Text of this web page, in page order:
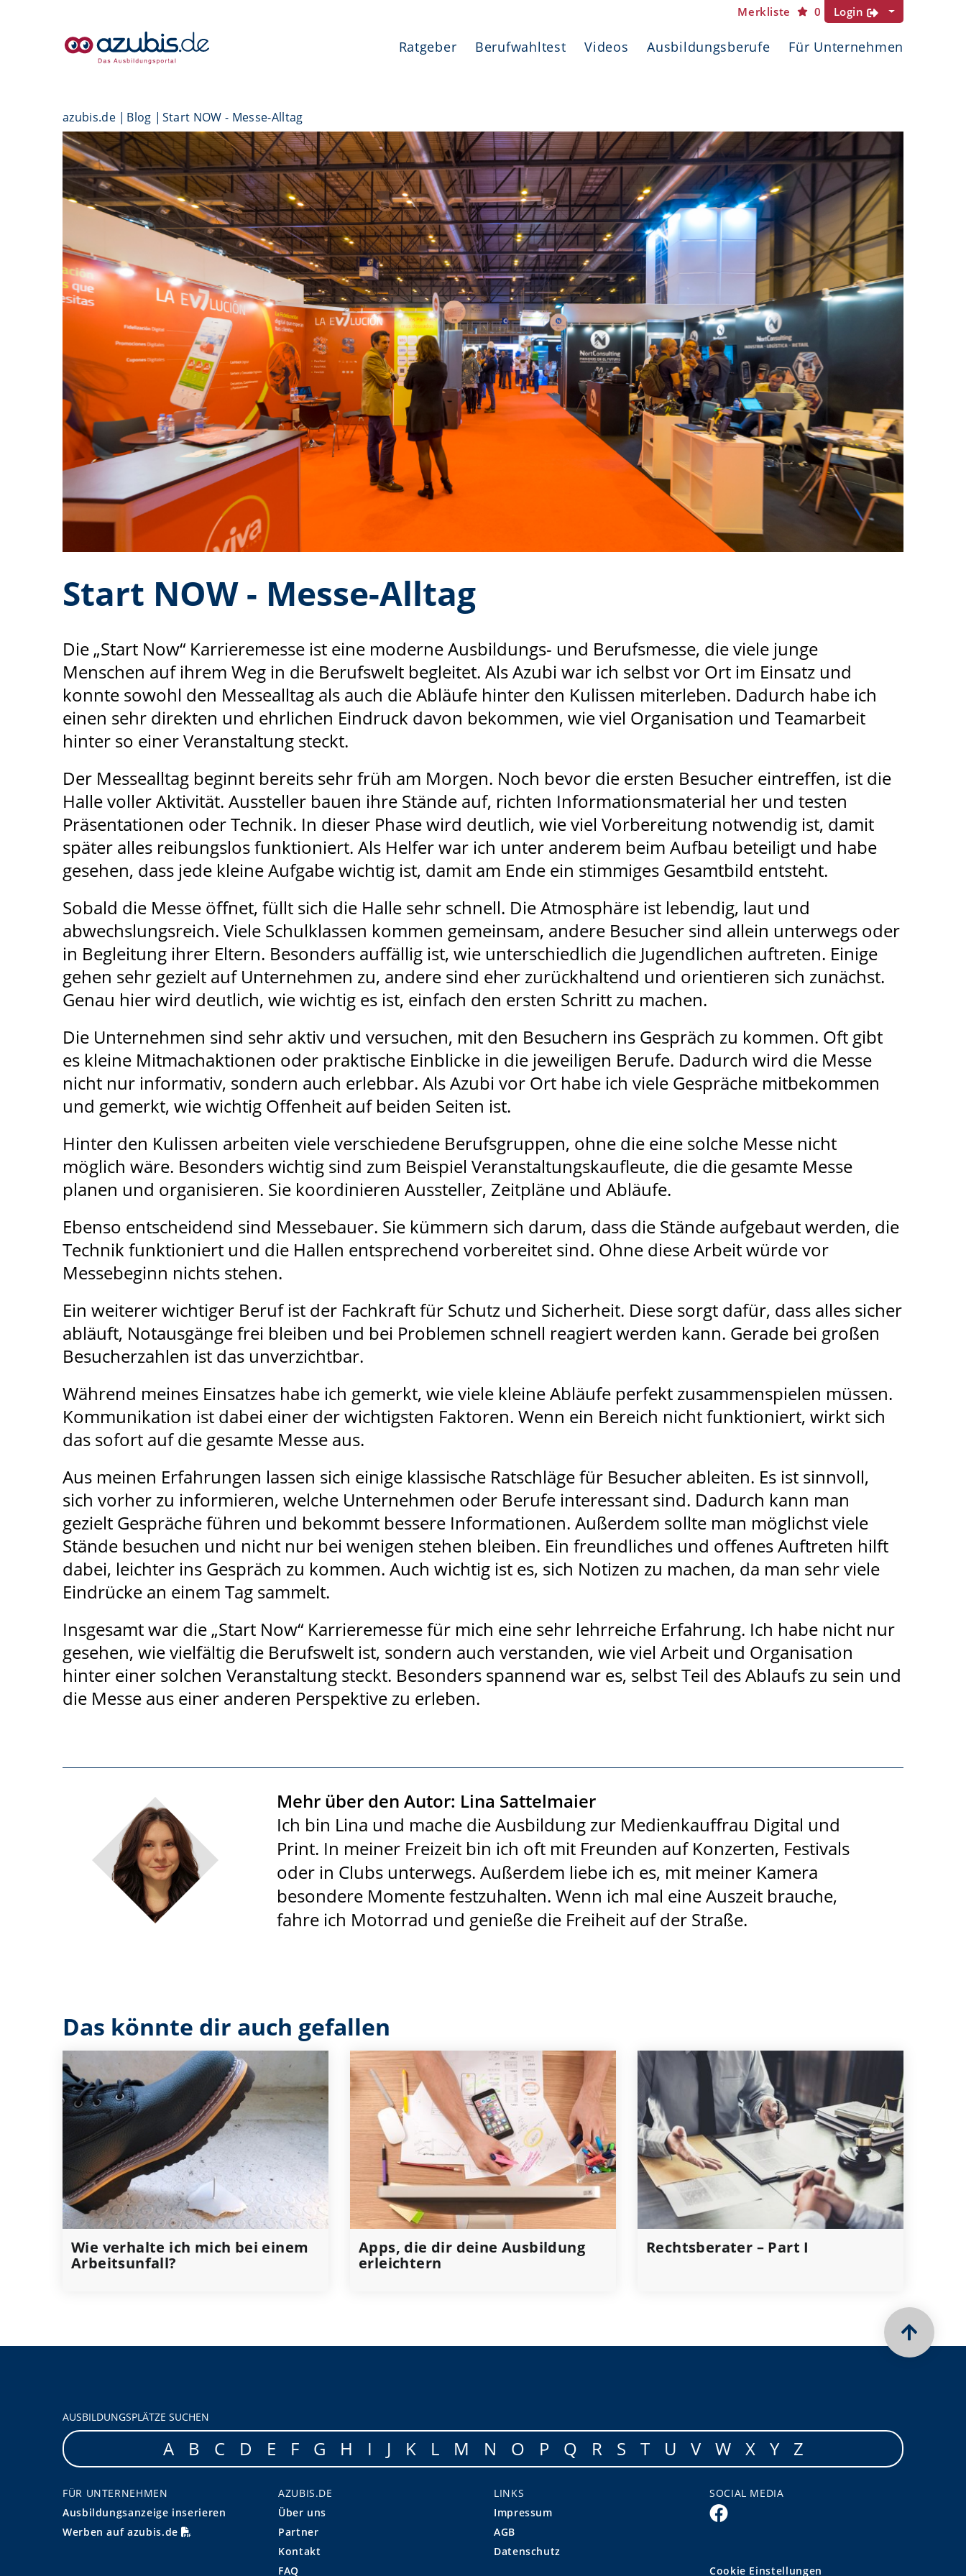
Merkliste 0 Login
Ratgeber Berufwahltest Videos Ausbildungsberufe Für Unternehmen
azubis.de Blog Start NOW - Messe-Alltag
Start NOW - Messe-Alltag
Die „Start Now“ Karrieremesse ist eine moderne Ausbildungs- und Berufsmesse, die viele junge
Menschen auf ihrem Weg in die Berufswelt begleitet. Als Azubi war ich selbst vor Ort im Einsatz und
konnte sowohl den Messealltag als auch die Abläufe hinter den Kulissen miterleben. Dadurch habe ich
einen sehr direkten und ehrlichen Eindruck davon bekommen, wie viel Organisation und Teamarbeit
hinter so einer Veranstaltung steckt.
Der Messealltag beginnt bereits sehr früh am Morgen. Noch bevor die ersten Besucher eintreffen, ist die
Halle voller Aktivität. Aussteller bauen ihre Stände auf, richten Informationsmaterial her und testen
Präsentationen oder Technik. In dieser Phase wird deutlich, wie viel Vorbereitung notwendig ist, damit
später alles reibungslos funktioniert. Als Helfer war ich unter anderem beim Aufbau beteiligt und habe
gesehen, dass jede kleine Aufgabe wichtig ist, damit am Ende ein stimmiges Gesamtbild entsteht.
Sobald die Messe öffnet, füllt sich die Halle sehr schnell. Die Atmosphäre ist lebendig, laut und
abwechslungsreich. Viele Schulklassen kommen gemeinsam, andere Besucher sind allein unterwegs oder
in Begleitung ihrer Eltern. Besonders auffällig ist, wie unterschiedlich die Jugendlichen auftreten. Einige
gehen sehr gezielt auf Unternehmen zu, andere sind eher zurückhaltend und orientieren sich zunächst.
Genau hier wird deutlich, wie wichtig es ist, einfach den ersten Schritt zu machen.
Die Unternehmen sind sehr aktiv und versuchen, mit den Besuchern ins Gespräch zu kommen. Oft gibt
es kleine Mitmachaktionen oder praktische Einblicke in die jeweiligen Berufe. Dadurch wird die Messe
nicht nur informativ, sondern auch erlebbar. Als Azubi vor Ort habe ich viele Gespräche mitbekommen
und gemerkt, wie wichtig Offenheit auf beiden Seiten ist.
Hinter den Kulissen arbeiten viele verschiedene Berufsgruppen, ohne die eine solche Messe nicht
möglich wäre. Besonders wichtig sind zum Beispiel Veranstaltungskaufleute, die die gesamte Messe
planen und organisieren. Sie koordinieren Aussteller, Zeitpläne und Abläufe.
Ebenso entscheidend sind Messebauer. Sie kümmern sich darum, dass die Stände aufgebaut werden, die
Technik funktioniert und die Hallen entsprechend vorbereitet sind. Ohne diese Arbeit würde vor
Messebeginn nichts stehen.
Ein weiterer wichtiger Beruf ist der Fachkraft für Schutz und Sicherheit. Diese sorgt dafür, dass alles sicher
abläuft, Notausgänge frei bleiben und bei Problemen schnell reagiert werden kann. Gerade bei großen
Besucherzahlen ist das unverzichtbar.
Während meines Einsatzes habe ich gemerkt, wie viele kleine Abläufe perfekt zusammenspielen müssen.
Kommunikation ist dabei einer der wichtigsten Faktoren. Wenn ein Bereich nicht funktioniert, wirkt sich
das sofort auf die gesamte Messe aus.
Aus meinen Erfahrungen lassen sich einige klassische Ratschläge für Besucher ableiten. Es ist sinnvoll,
sich vorher zu informieren, welche Unternehmen oder Berufe interessant sind. Dadurch kann man
gezielt Gespräche führen und bekommt bessere Informationen. Außerdem sollte man möglichst viele
Stände besuchen und nicht nur bei wenigen stehen bleiben. Ein freundliches und offenes Auftreten hilft
dabei, leichter ins Gespräch zu kommen. Auch wichtig ist es, sich Notizen zu machen, da man sehr viele
Eindrücke an einem Tag sammelt.
Insgesamt war die „Start Now“ Karrieremesse für mich eine sehr lehrreiche Erfahrung. Ich habe nicht nur
gesehen, wie vielfältig die Berufswelt ist, sondern auch verstanden, wie viel Arbeit und Organisation
hinter einer solchen Veranstaltung steckt. Besonders spannend war es, selbst Teil des Ablaufs zu sein und
die Messe aus einer anderen Perspektive zu erleben.
Mehr über den Autor: Lina Sattelmaier
Ich bin Lina und mache die Ausbildung zur Medienkauffrau Digital und
Print. In meiner Freizeit bin ich oft mit Freunden auf Konzerten, Festivals
oder in Clubs unterwegs. Außerdem liebe ich es, mit meiner Kamera
besondere Momente festzuhalten. Wenn ich mal eine Auszeit brauche,
fahre ich Motorrad und genieße die Freiheit auf der Straße.
Das könnte dir auch gefallen
Wie verhalte ich mich bei einem
Arbeitsunfall?
Apps, die dir deine Ausbildung
erleichtern
Rechtsberater – Part I
AUSBILDUNGSPLÄTZE SUCHEN
A B C D E F G H I J K L M N O P Q R S T U V W X Y Z
FÜR UNTERNEHMEN
Ausbildungsanzeige inserieren
Werben auf azubis.de
AZUBIS.DE
Über uns
Partner
Kontakt
FAQ
LINKS
Impressum
AGB
Datenschutz
SOCIAL MEDIA
Cookie Einstellungen